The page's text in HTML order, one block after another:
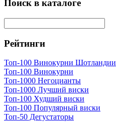
Поиск в каталоге
Рейтинги
Топ-100 Винокурни Шотландии
Топ-100 Винокурни
Топ-1000 Негоцианты
Топ-1000 Лучший виски
Топ-100 Худший виски
Топ-100 Популярный виски
Топ-50 Дегустаторы